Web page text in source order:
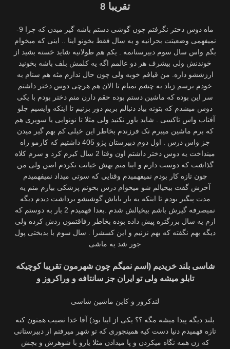
تقریبا 8
-9 ماه دوس دختر نگرفتم چون گوشی دستم باشه گیر میدن که چرا
نمیفهمی وضعیتت بحرانیه و یه سال فقط بخونو اینا .. اینی که میخوام
بگم واس سال سوم دبیرستانمه . یکم هم طولانیه شاید خسته بشید از
خوندنش ولی بیشرف هر دو عالمم اگه یه کلمش بلف باشه بخونید
ارزششو داره. من قیافم خوبه ولی چون حال ندارم مثه هم سنام به
خودم برسم زیاد به چشم نمیام تا الان هم هرچی دوس دختر داشتم
سر این بوده که ماشین دستم بوده حقم دارن منم دختر بودم با یکی
دوس میشدم که بتونه بیاد دنبالم بریم دور بزنیم تا اینکه وایسیم جلو
آفتاب واس تاکسی . شاید باور نکنید ولی مثلا تا نونوایی یا سوپری هم
که برم ماشین میبرم تک فرزندم بخاطر این خیلی کم بهم گیر میدن
جز واس درس . اول دوم دبیرستان پژو 405 داشتیم که کارمو راه
مینداخت یه دوس دختر داشتم اون وقتا 2 سال کیرم کرد و سرم کلاه
گذاشت که دوست دارم و اینا منم بهش خیانت نکردم اصن ولی من
چون تازه کار بودم نمیفهمیدم وقتایی که سوتی میداد نمیفهمیدم
آخرش گفت بیخیالم شو میخوام درس بخونم پزشکی بیارم منم یه
مدت پیگیر بودم تا اینکه یه بار باباش گوشیشو برداشت دیدم دیگه
نمیصرفه گیرش باشم بیخیالش شدم .بعدا فهمیدم 2 بار به دوستم که
ازم یه سال بزرگتره پیش داده بوده بخاطر رفاقتمون ردش کرده ولی
دیگه بهم نگفته که بهم نزنیم و این کسشرا . سال سوم با بدبختی پول
جور شد یه ماشی
شاسی بلند خریدیم (اسم نمیگم چون شهرمون تقریبا کوچیکه
تابلو میشه ولی تو ایران جز سانتافه و وراکروز و
لندکروز و کاین ماشین شاسی
بلند دیگه پیدا میشه مگه ؟؟ یکی از اینا بود) آقا خدا نصیب همتون کنه
تازه فهمیدم دنیا دست کیه همینجوری که تو شهر میرفتم از دبیرستانی
که زن همه نگاه میکردن و پا میدادن مثلا یارو با شوهرش و بچش